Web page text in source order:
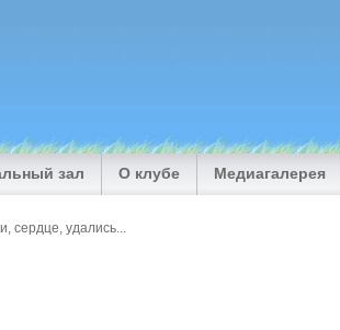
зал О клубе Медиагалерея
сердце, удались...